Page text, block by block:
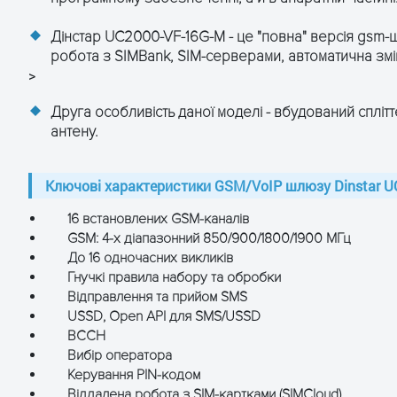
Дінстар UC2000-VF-16G-M - це "повна" версія gsm-
робота з SIMBank, SIM-серверами, автоматична
>
Друга особливість даної моделі - вбудований
антену.
Ключові характеристики GSM/VoIP шлюзу Dinstar
16 встановлених GSM-каналів
GSM: 4-х діапазонний 850/900/1800/1900 МГц
До 16 одночасних викликів
Гнучкі правила набору та обробки
Відправлення та прийом SMS
USSD, Open API для SMS/USSD
BCCH
Вибір оператора
Керування PIN-кодом
DHCP, FTP/TFTP, ARP, RARP, NTP, PPTP, HTTP
конденсату)